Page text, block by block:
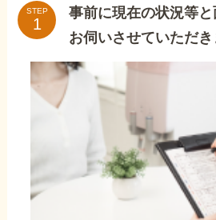
STEP
事前に現在の状況等
お伺いさせていただき